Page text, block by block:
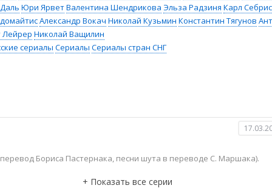
Юри ЯрветВалентина Шендрикова Эльза Радзиня Карл Себрис
Александр Вокач Николай Кузьмин Константин Тягунов
Лейрер Николай Ващилин
сериалы Сериалы Сериалы стран СНГ
Бориса Пастернака, песни шута в переводе С. Маршака).